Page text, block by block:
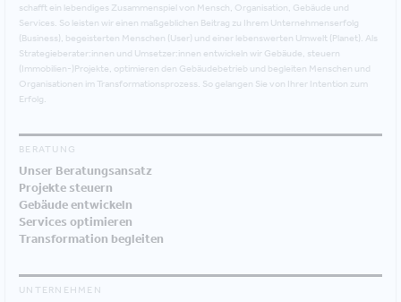
schafft ein lebendiges Zusammenspiel von Mensch, Organisation, Gebäude und
Services. So leisten wir einen maßgeblichen Beitrag zu Ihrem Unternehmenserfolg
(Business), begeisterten Menschen (User) und einer lebenswerten Umwelt (Planet). Als
Strategieberater:innen und Umsetzer:innen entwickeln wir Gebäude, steuern
(Immobilien-)Projekte, optimieren den Gebäudebetrieb und begleiten Menschen und
Organisationen im Transformationsprozess. So gelangen Sie von Ihrer Intention zum
Erfolg.
BERATUNG
Unser Beratungsansatz
Projekte steuern
Gebäude entwickeln
Services optimieren
Transformation begleiten
UNTERNEHMEN